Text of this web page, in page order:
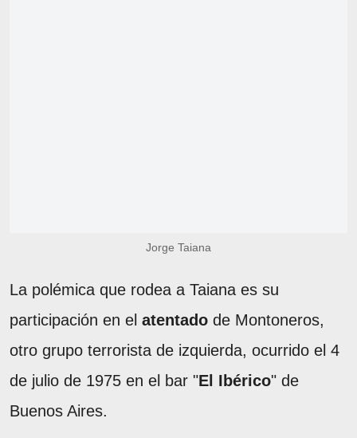
Jorge Taiana
La polémica que rodea a Taiana es su
participación en el atentado de Montoneros,
otro grupo terrorista de izquierda, ocurrido el 4
de julio de 1975 en el bar "El Ibérico" de
Buenos Aires.